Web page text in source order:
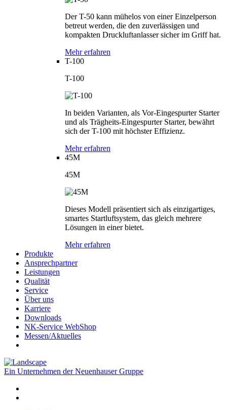
Der T-50 kann mühelos von einer Einzelperson
betreut werden, die den zuverlässigen und
kompakten Druckluftanlasser sicher im Griff hat.
Mehr erfahren
T-100
T-100
In beiden Varianten, als Vor-Eingespurter Starter
und als Trägheits-Eingespurter Starter, bewährt
sich der T-100 mit höchster Effizienz.
Mehr erfahren
45M
45M
Dieses Modell präsentiert sich als einzigartiges,
smartes Startluftsystem, das gleich mehrere
Lösungen in einer bietet.
Mehr erfahren
Produkte
Ansprechpartner
Leistungen
Qualität
Service
Über uns
Karriere
Downloads
NK-Service WebShop
Messen/Aktuelles
Ein Unternehmen der Neuenhauser Gruppe